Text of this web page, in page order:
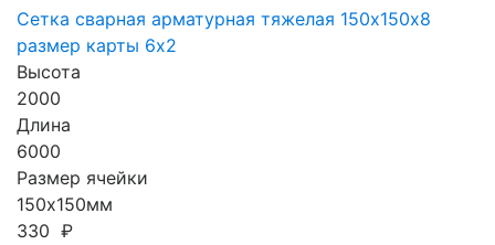
Сетка сварная арматурная тяжелая 150х150х8
размер карты 6х2
Высота
2000
Длина
6000
Размер ячейки
150х150мм
330 ₽